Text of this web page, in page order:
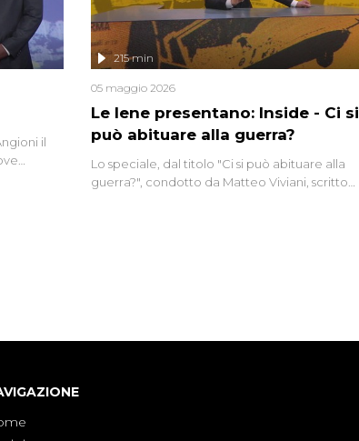
realizzata
il
Le Iene presentano: Inside - Ci si
può abituare alla guerra?
215 min
05 maggio 2026
Lo speciale, dal titolo "Ci si può abituare alla
guerra?", condotto da Matteo Viviani, scritto